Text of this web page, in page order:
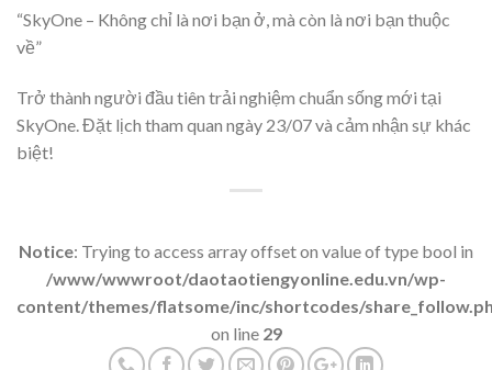
“SkyOne – Không chỉ là nơi bạn ở, mà còn là nơi bạn thuộc
về”
Trở thành người đầu tiên trải nghiệm chuẩn sống mới tại
SkyOne. Đặt lịch tham quan ngày 23/07 và cảm nhận sự khác
biệt!
Notice: Trying to access array offset on value of type bool in
/www/wwwroot/daotaotiengyonline.edu.vn/wp-
content/themes/flatsome/inc/shortcodes/
on line 29